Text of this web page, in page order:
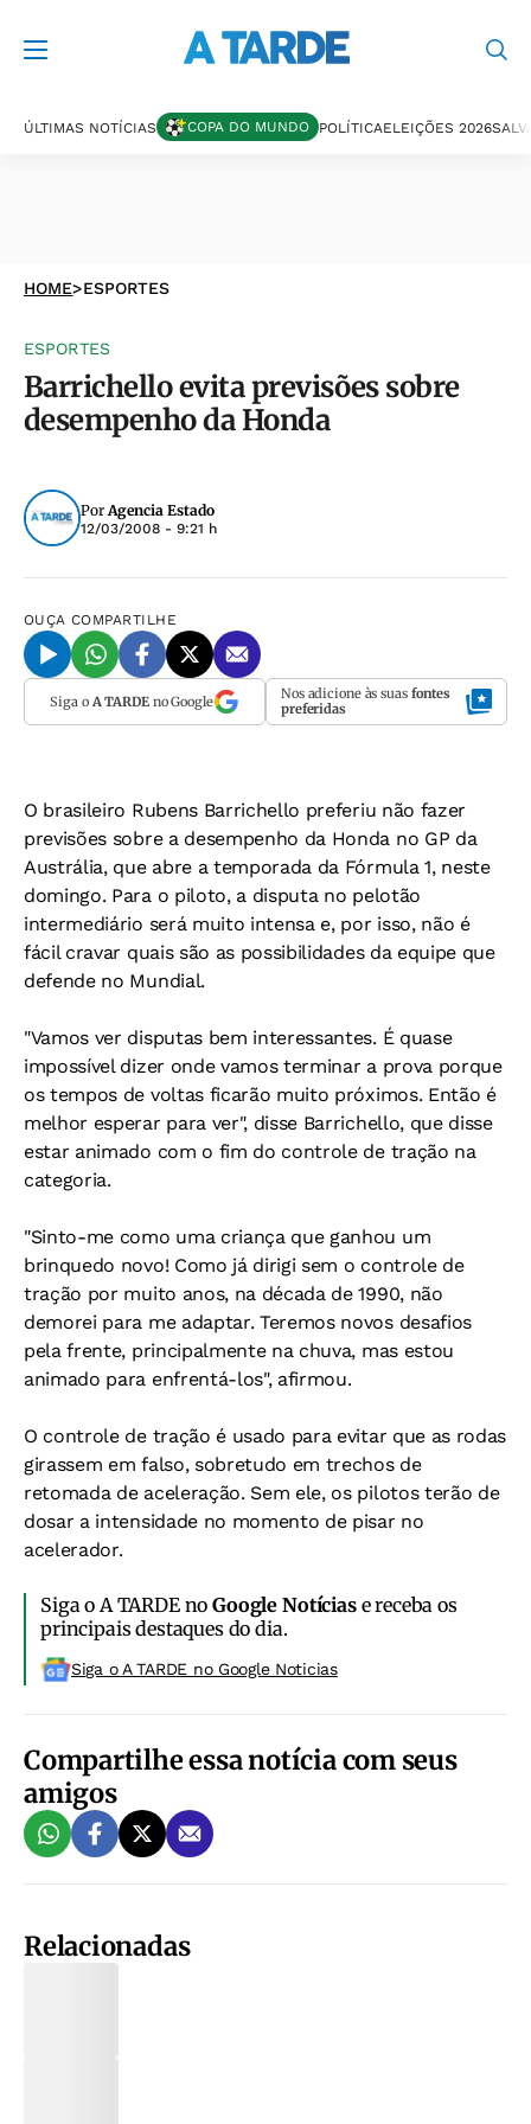
ÚLTIMAS NOTÍCIAS COPA DO MUNDO POLÍTICAELEIÇÕES 2026
HOME>ESPORTES
ESPORTES
Barrichello evita previsões sobre
desempenho da Honda
PorAgencia Estado
12/03/2008 - 9:21 h
OUÇA COMPARTILHE
Siga o A TARDEno Google Nos adicione às suas fontes
preferidas
O brasileiro Rubens Barrichello preferiu não fazer
previsões sobre a desempenho da Honda no GP da
Austrália, que abre a temporada da Fórmula 1, neste
domingo. Para o piloto, a disputa no pelotão
intermediário será muito intensa e, por isso, não é
fácil cravar quais são as possibilidades da equipe que
defende no Mundial.
"Vamos ver disputas bem interessantes. É quase
impossível dizer onde vamos terminar a prova porque
os tempos de voltas ficarão muito próximos. Então é
melhor esperar para ver", disse Barrichello, que disse
estar animado com o fim do controle de tração na
categoria.
"Sinto-me como uma criança que ganhou um
brinquedo novo! Como já dirigi sem o controle de
tração por muito anos, na década de 1990, não
demorei para me adaptar. Teremos novos desafios
pela frente, principalmente na chuva, mas estou
animado para enfrentá-los", afirmou.
O controle de tração é usado para evitar que as rodas
girassem em falso, sobretudo em trechos de
retomada de aceleração. Sem ele, os pilotos terão de
dosar a intensidade no momento de pisar no
acelerador.
Siga o A TARDE noGoogle Notíciase receba os
principais destaques do dia.
Siga o A TARDE no Google Noticias
Compartilhe essa notícia com seus
amigos
Relacionadas